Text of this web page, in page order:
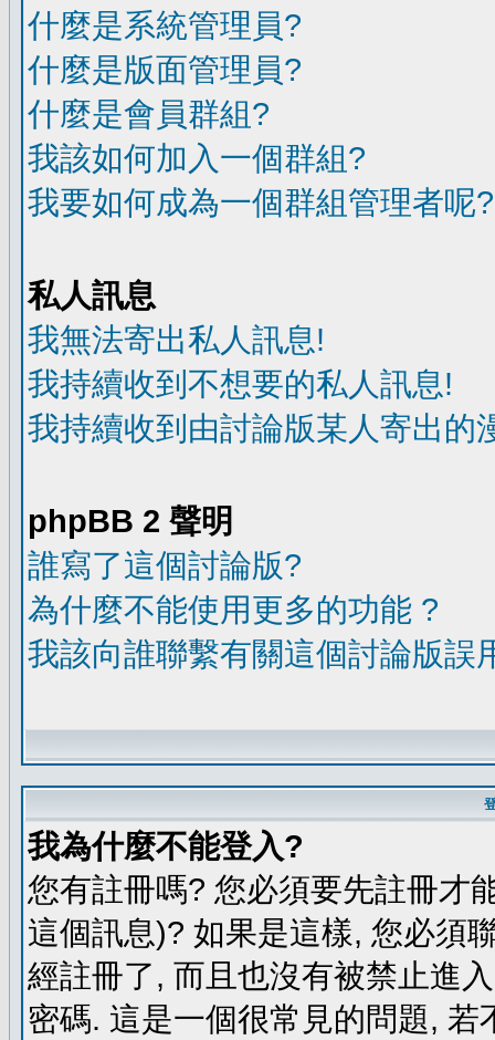
什麼是系統管理員?
什麼是版面管理員?
什麼是會員群組?
我該如何加入一個群組?
我要如何成為一個群組管理者呢?
私人訊息
我無法寄出私人訊息!
我持續收到不想要的私人訊息!
我持續收到由討論版某人寄出的
phpBB 2 聲明
誰寫了這個討論版?
為什麼不能使用更多的功能 ?
我該向誰聯繫有關這個討論版誤
我為什麼不能登入?
您有註冊嗎? 您必須要先註冊才
這個訊息)? 如果是這樣, 您必須
經註冊了, 而且也沒有被禁止進
密碼. 這是一個很常見的問題,